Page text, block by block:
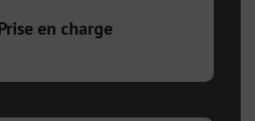
en charge